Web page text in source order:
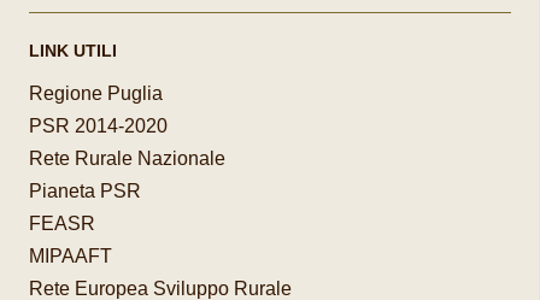
LINK UTILI
Regione Puglia
PSR 2014-2020
Rete Rurale Nazionale
Pianeta PSR
FEASR
MIPAAFT
Rete Europea Sviluppo Rurale